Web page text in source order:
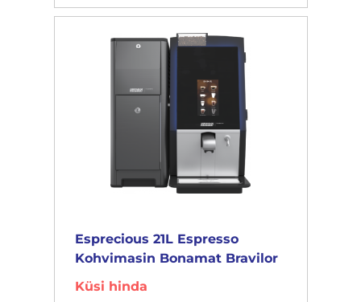
Esprecious 21L Espresso
Kohvimasin Bonamat Bravilor
Küsi hinda